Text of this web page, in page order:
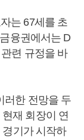
는 67세를 초
융권에서는 D
련 규정을 바
러한 전망을 두
재 회장이 연
경기가 시작하